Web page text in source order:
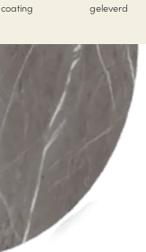
coating geleverd